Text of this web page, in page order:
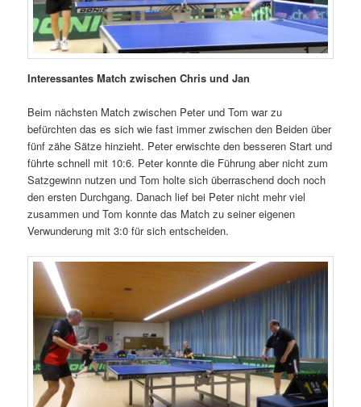
Interessantes Match zwischen Chris und Jan
Beim nächsten Match zwischen Peter und Tom war zu
befürchten das es sich wie fast immer zwischen den Beiden über
fünf zähe Sätze hinzieht. Peter erwischte den besseren Start und
führte schnell mit 10:6. Peter konnte die Führung aber nicht zum
Satzgewinn nutzen und Tom holte sich überraschend doch noch
den ersten Durchgang. Danach lief bei Peter nicht mehr viel
zusammen und Tom konnte das Match zu seiner eigenen
Verwunderung mit 3:0 für sich entscheiden.